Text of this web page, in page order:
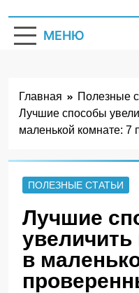
МЕНЮ
Главная
Полезные
Лучшие способы
маленькой комнате: 7
ПОЛЕЗНЫЕ СТАТЬИ
Лучшие
увеличить
в